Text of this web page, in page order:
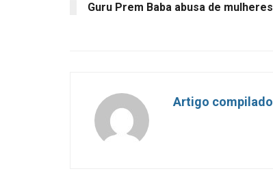
Guru Prem Baba abusa de mulheres
Artigo compilado